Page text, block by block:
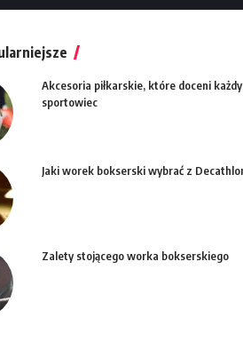
Akcesoria piłkarskie, które doceni każdy
sportowiec
Jaki worek bokserski wybrać z
Zalety stojącego worka bokserskiego